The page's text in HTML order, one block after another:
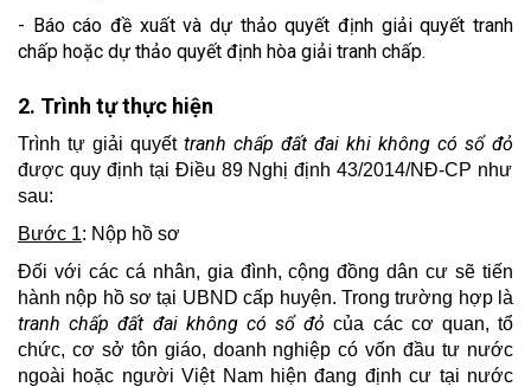
- Báo cáo đề xuất và dự thảo quyết định giải quyết tranh
chấp hoặc dự thảo quyết định hòa giải tranh chấp.
2. Trình tự thực hiện
Trình tự giải quyết tranh chấp đất đai khi không có sổ đỏ
được quy định tại Điều 89 Nghị định 43/2014/NĐ-CP như
sau:
Bước 1: Nộp hồ sơ
Đối với các cá nhân, gia đình, cộng đồng dân cư sẽ tiến
hành nộp hồ sơ tại UBND cấp huyện. Trong trường hợp là
tranh chấp đất đai không có sổ đỏ của các cơ quan, tổ
chức, cơ sở tôn giáo, doanh nghiệp có vốn đầu tư nước
ngoài hoặc người Việt Nam hiện đang định cư tại nước